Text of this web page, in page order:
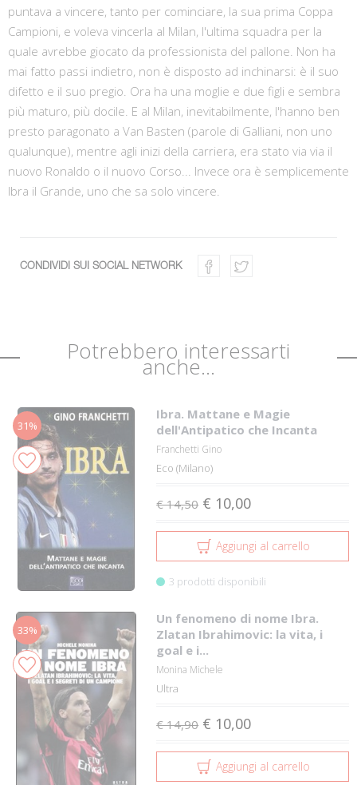
puntava a vincere, tanto per cominciare, la sua prima Coppa
Campioni, e voleva vincerla al Milan, l'ultima squadra per la
quale avrebbe giocato da professionista del pallone. Non ha
mai fatto passi indietro, non è disposto ad inchinarsi: è il suo
difetto e il suo pregio. Ora ha una moglie e due figli e sembra
più maturo, più docile. E al Milan, inevitabilmente, l'hanno ben
presto paragonato a Van Basten (parole di Galliani, non uno
qualunque), mentre agli inizi della carriera, era stato via via il
nuovo Ronaldo o il nuovo Corso... Invece ora è semplicemente
Ibra il Grande, uno che sa solo vincere.
CONDIVIDI SUI SOCIAL NETWORK
Potrebbero interessarti
anche...
31%
Ibra. Mattane e Magie
dell'Antipatico che Incanta
Franchetti Gino
Eco (Milano)
€ 14,50 € 10,00
Aggiungi al carrello
3 prodotti disponibili
33%
Un fenomeno di nome Ibra.
Zlatan Ibrahimovic: la vita, i
goal e i...
Monina Michele
Ultra
€ 14,90 € 10,00
Aggiungi al carrello